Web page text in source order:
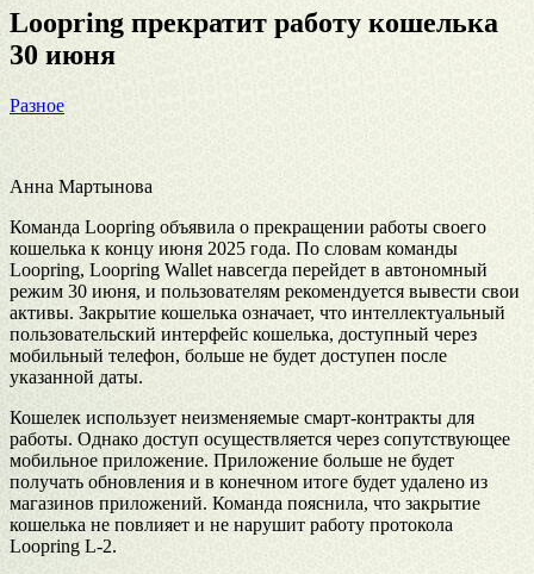
Loopring прекратит работу кошелька
30 июня
Разное
Анна Мартынова
Команда Loopring объявила о прекращении работы своего
кошелька к концу июня 2025 года. По словам команды
Loopring, Loopring Wallet навсегда перейдет в автономный
режим 30 июня, и пользователям рекомендуется вывести свои
активы. Закрытие кошелька означает, что интеллектуальный
пользовательский интерфейс кошелька, доступный через
мобильный телефон, больше не будет доступен после
указанной даты.
Кошелек использует неизменяемые смарт-контракты для
работы. Однако доступ осуществляется через сопутствующее
мобильное приложение. Приложение больше не будет
получать обновления и в конечном итоге будет удалено из
магазинов приложений. Команда пояснила, что закрытие
кошелька не повлияет и не нарушит работу протокола
Loopring L-2.